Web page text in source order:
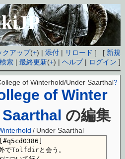
クアップ(+) |添付 | リロード ] [ 新規
検索 |最終更新(+) |ヘルプ| ログイン ]
of Winter
の編集
of Winterhold/Under Saarthal?
/ Under Saarthal